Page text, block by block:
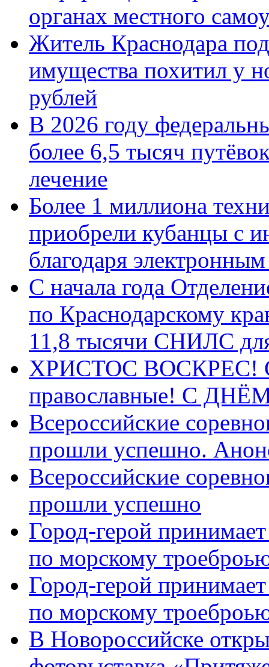
органах местного
Житель Краснодара
имущества похитил у
рублей
В 2026 году
более 6,5 тысяч
лечение
Более 1 миллиона
приобрели кубанцы с
благодаря
С начала года
по Краснодарскому
11,8 тысячи СНИЛС
ХРИСТОС ВОСКРЕС! С
православные! C
Всероссийские
прошли успешно.
Всероссийские
прошли успешно
Город-герой
по морскому
Город-герой
по морскому
В Новороссийске